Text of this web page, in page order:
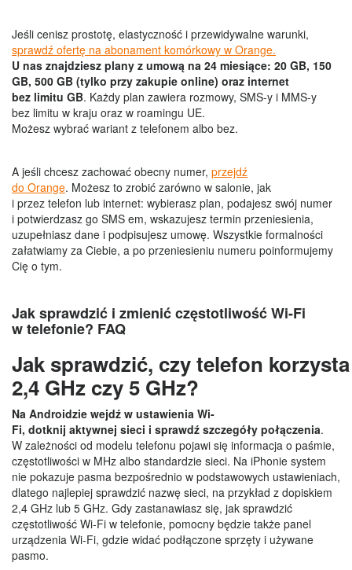
Jeśli cenisz prostotę, elastyczność i przewidywalne warunki,
sprawdź ofertę na abonament komórkowy w Orange.
U nas znajdziesz plany z umową na 24 miesiące: 20 GB, 150
GB, 500 GB (tylko przy zakupie online) oraz internet
bez limitu GB. Każdy plan zawiera rozmowy, SMS-y i MMS-y
bez limitu w kraju oraz w roamingu UE.
Możesz wybrać wariant z telefonem albo bez.
A jeśli chcesz zachować obecny numer, przejdź
do Orange. Możesz to zrobić zarówno w salonie, jak
i przez telefon lub internet: wybierasz plan, podajesz swój numer
i potwierdzasz go SMS em, wskazujesz termin przeniesienia,
uzupełniasz dane i podpisujesz umowę. Wszystkie formalności
załatwiamy za Ciebie, a po przeniesieniu numeru poinformujemy
Cię o tym.
Jak sprawdzić i zmienić częstotliwość Wi-Fi
w telefonie? FAQ
Jak sprawdzić, czy telefon
2,4 GHz czy 5 GHz?
Na Androidzie wejdź w ustawienia Wi-
Fi, dotknij aktywnej sieci i sprawdź szczegóły połączenia.
W zależności od modelu telefonu pojawi się informacja o paśmie,
częstotliwości w MHz albo standardzie sieci. Na iPhonie system
nie pokazuje pasma bezpośrednio w podstawowych ustawieniach,
dlatego najlepiej sprawdzić nazwę sieci, na przykład z dopiskiem
2,4 GHz lub 5 GHz. Gdy zastanawiasz się, jak sprawdzić
częstotliwość Wi-Fi w telefonie, pomocny będzie także panel
urządzenia Wi-Fi, gdzie widać podłączone sprzęty i używane
pasmo.